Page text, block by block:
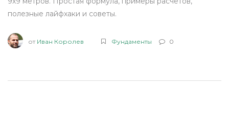
полезные лайфхаки и советы.
от Иван Королев Фундаменты 0